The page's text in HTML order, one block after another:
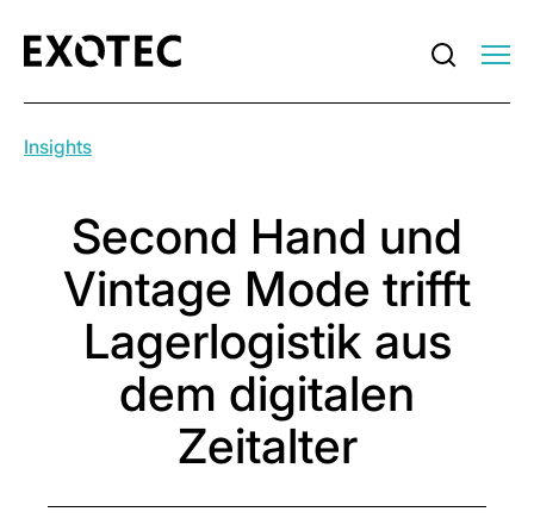
Insights
Second Hand und
Vintage Mode trifft
Lagerlogistik aus
dem digitalen
Zeitalter